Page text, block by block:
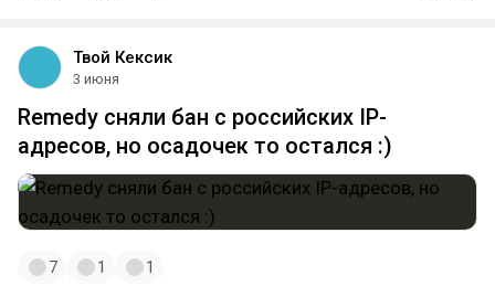
Твой Кексик
3 июня
Remedy сняли бан с российских IP-
адресов, но осадочек то остался :)
7 1 1